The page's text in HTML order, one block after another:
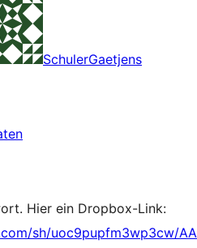
SchulerGaetjens
Hier ein Dropbox-Link:
sh/uoc9pupfm3wp3cw/